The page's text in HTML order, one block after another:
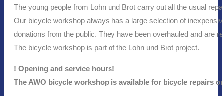
The young people from Lohn und Brot carry out all the usual
Our bicycle workshop always has a large selection of
donations from the public. They have been overhauled and are
The bicycle workshop is part of the Lohn und Brot project.
! Opening and service hours!
The AWO bicycle workshop is available for bicycle repairs